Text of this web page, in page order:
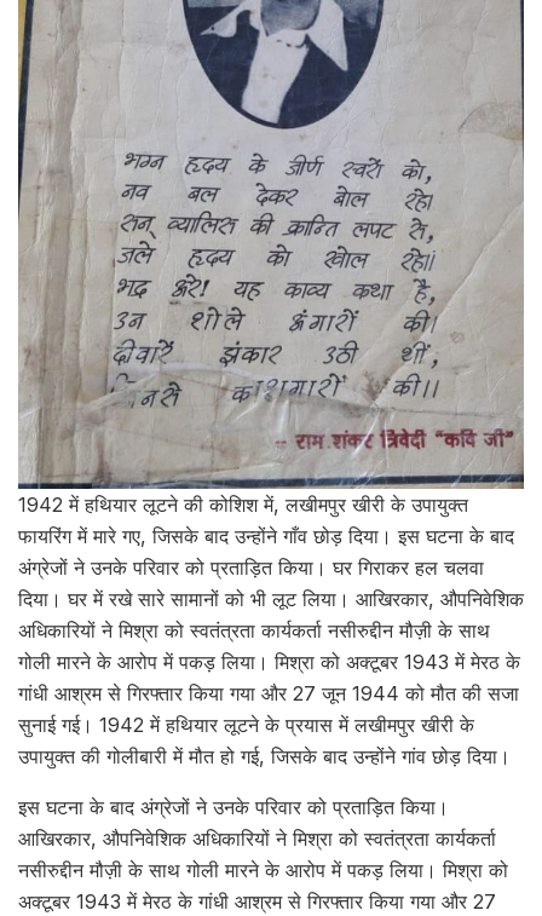
1942 में हथियार लूटने की कोशिश में, लखीमपुर खीरी के उपायुक्त
फायरिंग में मारे गए, जिसके बाद उन्होंने गाँव छोड़ दिया। इस घटना के बाद
अंग्रेजों ने उनके परिवार को प्रताड़ित किया। घर गिराकर हल चलवा
दिया। घर में रखे सारे सामानों को भी लूट लिया। आखिरकार, औपनिवेशिक
अधिकारियों ने मिश्रा को स्वतंत्रता कार्यकर्ता नसीरुद्दीन मौज़ी के साथ
गोली मारने के आरोप में पकड़ लिया। मिश्रा को अक्टूबर 1943 में मेरठ के
गांधी आश्रम से गिरफ्तार किया गया और 27 जून 1944 को मौत की सजा
सुनाई गई। 1942 में हथियार लूटने के प्रयास में लखीमपुर खीरी के
उपायुक्त की गोलीबारी में मौत हो गई, जिसके बाद उन्होंने गांव छोड़ दिया।
इस घटना के बाद अंग्रेजों ने उनके परिवार को प्रताड़ित किया।
आखिरकार, औपनिवेशिक अधिकारियों ने मिश्रा को स्वतंत्रता कार्यकर्ता
नसीरुद्दीन मौज़ी के साथ गोली मारने के आरोप में पकड़ लिया। मिश्रा को
अक्टूबर 1943 में मेरठ के गांधी आश्रम से गिरफ्तार किया गया और 27